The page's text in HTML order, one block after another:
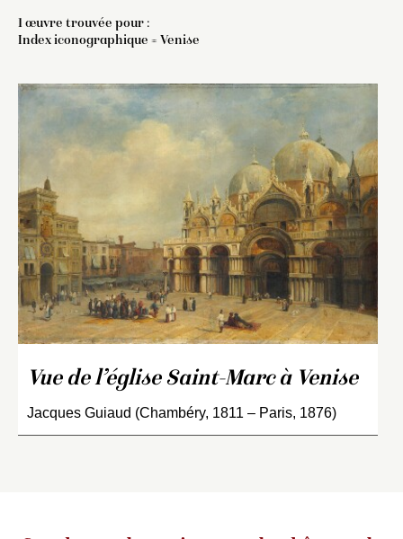
1 œuvre trouvée pour :
Index iconographique = Venise
Vue de l’église Saint-Marc à Venise
Jacques Guiaud (Chambéry, 1811 – Paris, 1876)